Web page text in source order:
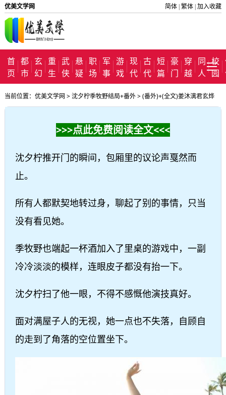
优美文学网 简体 |繁体 |加入收藏
首
页
都
市
玄
幻
重
生
武
侠
悬
疑
职
场
军
事
游
戏
现
代
古
代
短
篇
豪
门
穿
越
同
人
校
园
当前位置： 优美文学网 >沈夕柠季牧野结局+番外> (番外)+(全文)姜沐漓君玄烨
（与君别过，永不相思结局+番外）完整全文在线阅读_(姜沐漓君玄烨)最新章节列
表_笔趣阁（与君别过，永不相思结局+番外）
>>>点此免费阅读全文<<<
沈夕柠推开门的瞬间，包厢里的议论声戛然而
止。
所有人都默契地转过身，聊起了别的事情，只当
没有看见她。
季牧野也端起一杯酒加入了里桌的游戏中，一副
冷冷淡淡的模样，连眼皮子都没有抬一下。
沈夕柠扫了他一眼，不得不感慨他演技真好。
面对满屋子人的无视，她一点也不失落，自顾自
的走到了角落的空位置坐下。